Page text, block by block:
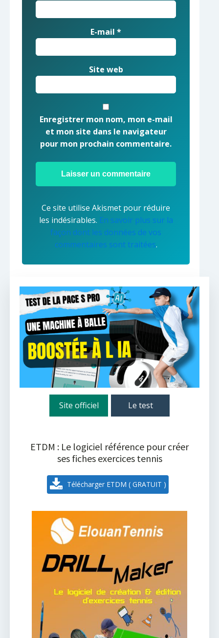
E-mail *
Site web
Enregistrer mon nom, mon e-mail
et mon site dans le navigateur
pour mon prochain commentaire.
Ce site utilise Akismet pour réduire
les indésirables. En savoir plus sur la
façon dont les données de vos
commentaires sont traitées.
Site officiel Le test
ETDM : Le logiciel référence pour créer
ses fiches exercices tennis
Télécharger ETDM ( GRATUIT )